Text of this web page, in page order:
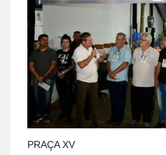
PRAÇA XV